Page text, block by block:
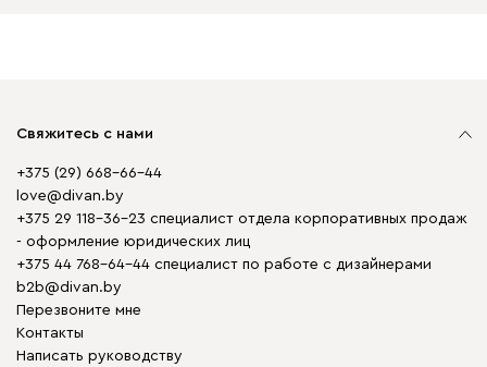
Свяжитесь с нами
+375 (29) 668-66-44
love@divan.by
+375 29 118-36-23 специалист отдела корпоративных продаж
- оформление юридических лиц
+375 44 768-64-44 специалист по работе с дизайнерами
b2b@divan.by
Перезвоните мне
Контакты
Написать руководству